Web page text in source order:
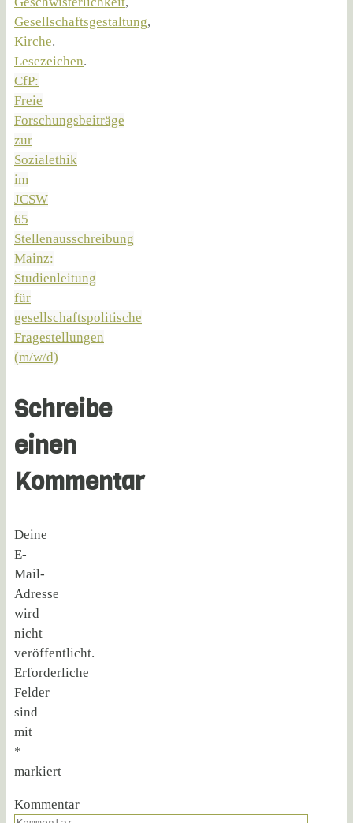
Gesellschaftsgestaltung,
Kirche.
Lesezeichen.
CfP:
Freie
Forschungsbeiträge
zur
Sozialethik
im
JCSW
65
Stellenausschreibung
Mainz:
Studienleitung
für
gesellschaftspolitische
Fragestellungen
(m/w/d)
Schreibe
einen
Kommentar
Deine
E-
Mail-
Adresse
wird
nicht
veröffentlicht.
Erforderliche
Felder
sind
mit
*
markiert
Kommentar